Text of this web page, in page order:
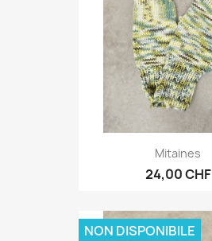
Mitaines
24,00 CHF
NON DISPONIBILE